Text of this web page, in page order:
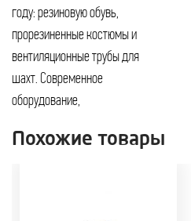
году: резиновую обувь,
прорезиненные костюмы и
вентиляционные трубы для
шахт. Современное
оборудование,
производителем ряда изделий.
Сегодня специалисты
Тульского завода РТИ
производят свыше 10 000
Похожие товары